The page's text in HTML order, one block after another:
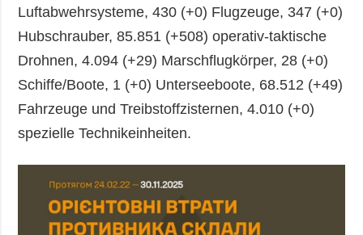
Luftabwehrsysteme, 430 (+0) Flugzeuge, 347 (+0)
Hubschrauber, 85.851 (+508) operativ-taktische
Drohnen, 4.094 (+29) Marschflugkörper, 28 (+0)
Schiffe/Boote, 1 (+0) Unterseeboote, 68.512 (+49)
Fahrzeuge und Treibstoffzisternen, 4.010 (+0)
spezielle Technikeinheiten.